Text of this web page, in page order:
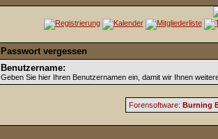
Passwort vergessen
Benutzername:
Geben Sie hier Ihren Benutzernamen ein, damit wir Ihnen
Forensoftware: Burning